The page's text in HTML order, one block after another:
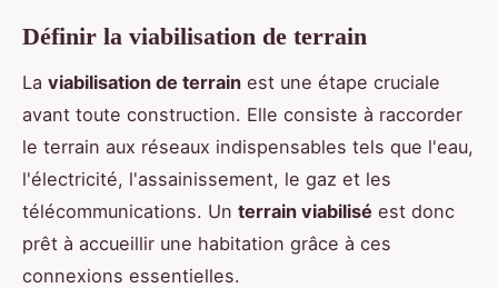
Définir la viabilisation de terrain
La viabilisation de terrain est une étape cruciale
avant toute construction. Elle consiste à raccorder
le terrain aux réseaux indispensables tels que l'eau,
l'électricité, l'assainissement, le gaz et les
télécommunications. Un terrain viabilisé est donc
prêt à accueillir une habitation grâce à ces
connexions essentielles.